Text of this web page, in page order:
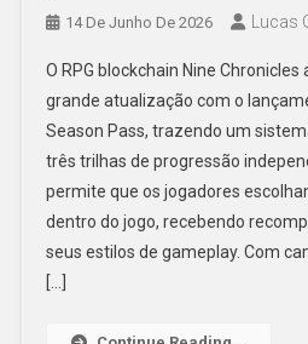
14 De Junho De 2026 Lucas
O RPG blockchain Nine
grande atualização com o
Season Pass, trazendo um
três trilhas de progressão
permite que os jogadores
dentro do jogo, recebendo
seus estilos de gameplay. Com
[…]